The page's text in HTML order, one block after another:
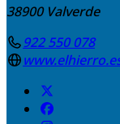
38900 Valverde
922 550 078